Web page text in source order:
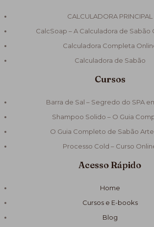
CALCULADORA PRINCIPAL
CalcSoap – A Calculadora de Sabão
Calculadora Completa
Calculadora de Sabão
Cursos
Barra de Sal – Segredo do SPA
Shampoo Solido – O Guia
O Guia Completo de Sabão
Processo Cold – Curso
Acesso Rápido
Home
Cursos e E-books
Blog